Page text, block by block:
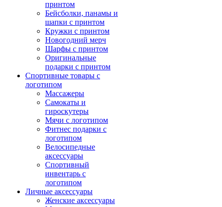
принтом
Бейсболки, панамы и
шапки с принтом
Кружки с принтом
Новогодний мерч
Шарфы с принтом
Оригинальные
подарки с принтом
Спортивные товары с
логотипом
Массажеры
Самокаты и
гироскутеры
Мячи с логотипом
Фитнес подарки с
логотипом
Велосипедные
аксессуары
Спортивный
инвентарь с
логотипом
Личные аксессуары
Женские аксессуары